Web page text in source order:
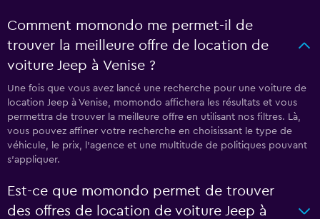
Comment momondo me permet-il de
trouver la meilleure offre de location de
voiture Jeep à Venise ?
Une fois que vous avez lancé une recherche pour une voiture de
location Jeep à Venise, momondo affichera les résultats et vous
permettra de trouver la meilleure offre en utilisant nos filtres. Là,
vous pouvez affiner votre recherche en choisissant le type de
véhicule, le prix, l'agence et une multitude de politiques pouvant
s'appliquer.
Est-ce que momondo permet de trouver
des offres de location de voiture Jeep à